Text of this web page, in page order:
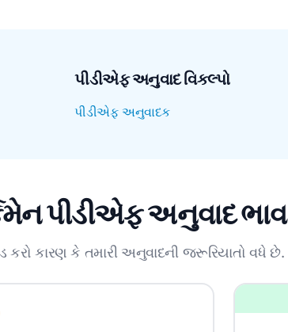
પીડીએફ અનુવાદ વિકલ્પો
પીડીએફ અનુવાદક
પીડીએફ અનુવાદ ભાવ
કારણ કે તમારી અનુવાદની જરૂરિયાતો વધે છે.